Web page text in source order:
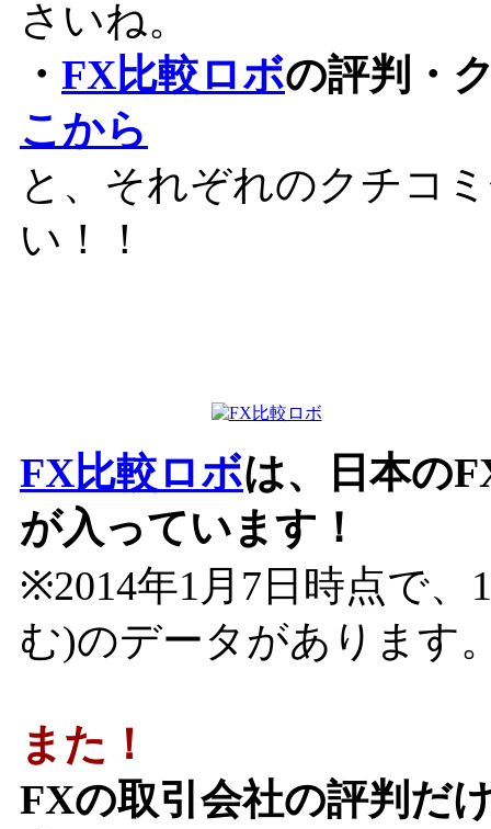
さいね。
・ FX比較ロボの評判・
こから
と、それぞれのクチコ
い！！
FX比較ロボは、日本の
が入っています！
※2014年1月7日時点で、
む)のデータがあります
また！
FXの取引会社の評判だ